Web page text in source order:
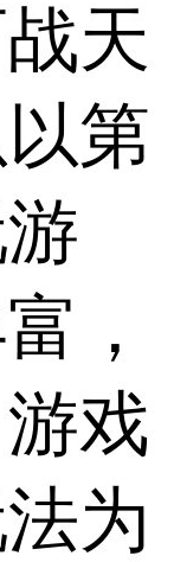
天
第
，
戏
为